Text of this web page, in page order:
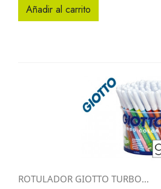
Añadir al carrito
ROTULADOR GIOTTO TURBO...